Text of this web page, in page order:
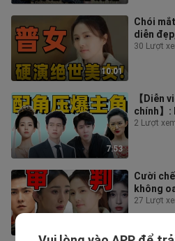
10:01
Chói
diễn
vô cớ”!
30 Lượt
7:53
【Diễn
chính】:
sắc,
2 Lượt
Cười
không
27 Lượt